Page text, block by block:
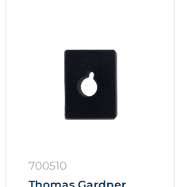
700510